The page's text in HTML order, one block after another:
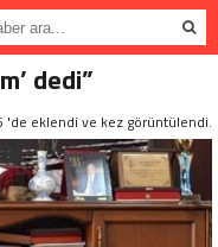
dedi”
'de eklendi ve kez görüntülendi.